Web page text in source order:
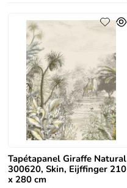
Tapétapanel Giraffe Natural
300620, Skin, Eijffinger 210
x 280 cm